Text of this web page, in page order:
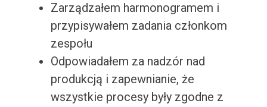
Zarządzałem harmonogramem i
przypisywałem zadania członkom
zespołu
Odpowiadałem za nadzór nad
produkcją i zapewnianie, że
wszystkie procesy były zgodne z